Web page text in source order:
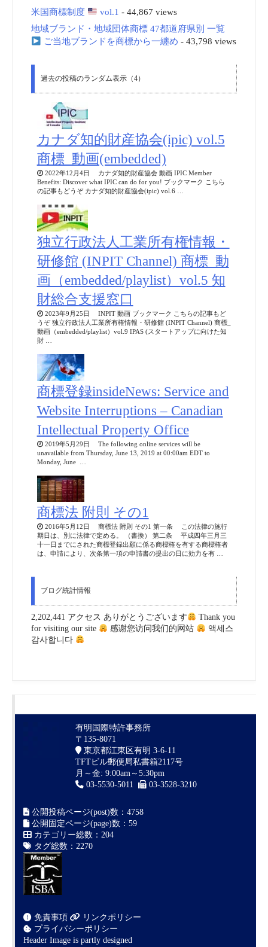
米国商標制度
vol.1 - 44,867 views
地域ブランド・地域団体商標 47都道府県別 一覧
ご当地ブランドを商標から一纏め - 43,798 views
過去の投稿のランダム表示（4）
カナダ知的財産協会(ipic) vol.5
商標_動画(embedded)
2022年12月4日 カナダ知的財産協会 動画 IPIC Member
Benefits: Discover what IPIC can do for you! ブックマーク こちら
の記事もどうぞ カナダ知的財産協会(ipic) vol.6 …
独立行政法人工業所有権情報・
研修館 (INPIT Channel) 商標_動
画（embedded/playlist）vol.5 知
財総合支援窓口
2023年9月25日 INPIT 動画 ブックマーク こちらの記事もど
うぞ 独立行政法人工業所有権情報・研修館 (INPIT Channel) 商標_
動画（embedded/playlist）vol.9 IPAS (スタートアップに向けた知
財 …
商標登録insideNews: Service and
Website Interruptions – Canadian
Intellectual Property Office
2019年5月29日 The following online services will be
unavailable from Thursday, June 13, 2019 at 00:00am EDT to
Monday, June …
商標法 附則 その1
2016年5月12日 商標法 附則 その1 第一条 この法律の施行
期日は、別に法律で定める。 （書換） 第二条 平成四年三月三
十一日までにされた商標登録出願に係る商標権を有する商標権者
は、申請により、次条第一項の申請書の提出の日に効力を有 …
ブログ統計情報
2,202,441 アクセス ありがとうございます
Thank you
for visiting our site
感谢您访问我们的网站
액세스
감사합니다
有明国際特許事務所
〒135-8071
東京都江東区有明 3-6-11
TFTビル郵便局私書箱2117号
月～金: 9:00am～5:30pm
03-5530-5011
03-3528-3210
公開投稿ページ(post)数：4758
公開固定ページ(page)数：59
カテゴリー総数：204
タグ総数：2270
免責事項
リンクポリシー
プライバシーポリシー
Header Image is partly designed